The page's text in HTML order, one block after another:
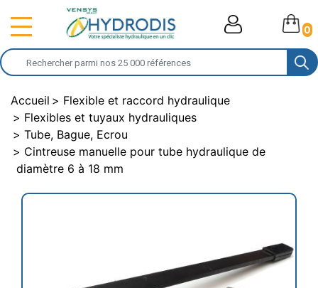
0
Accueil
Flexible et raccord hydraulique
Flexibles et tuyaux hydrauliques
Tube, Bague, Ecrou
Cintreuse manuelle pour tube hydraulique de
diamètre 6 à 18 mm